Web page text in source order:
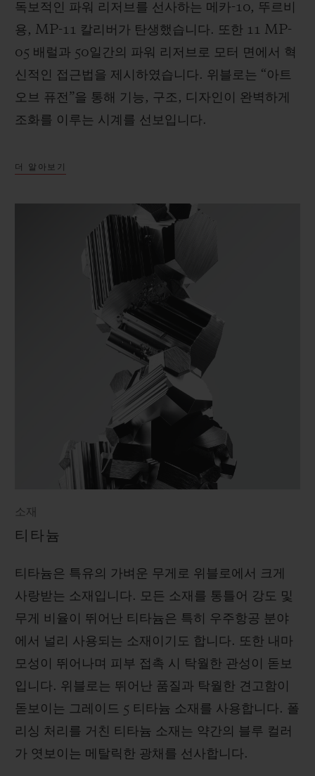
독보적인 파워 리저브를 선사하는 메카-10, 뚜르비
용, MP-11 칼리버가 탄생했습니다. 또한 11 MP-
05 배럴과 50일간의 파워 리저브로 모터 면에서 혁
신적인 접근법을 제시하였습니다. 위블로는 “아트
오브 퓨전”을 통해 기능, 구조, 디자인이 완벽하게
조화를 이루는 시계를 선보입니다.
더 알아보기
소재
티타늄
티타늄은 특유의 가벼운 무게로 위블로에서 크게
사랑받는 소재입니다. 모든 소재를 통틀어 강도 및
무게 비율이 뛰어난 티타늄은 특히 우주항공 분야
에서 널리 사용되는 소재이기도 합니다. 또한 내마
모성이 뛰어나며 피부 접촉 시 탁월한 관성이 돋보
입니다. 위블로는 뛰어난 품질과 탁월한 견고함이
돋보이는 그레이드 5 티타늄 소재를 사용합니다. 폴
리싱 처리를 거친 티타늄 소재는 약간의 블루 컬러
가 엿보이는 메탈릭한 광채를 선사합니다.